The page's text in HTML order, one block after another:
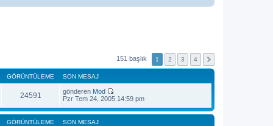
151 başlık 1 2 3 4
GÖRÜNTÜLEME SON MESAJ
24591 gönderen Mod
S
n
Pzr Tem 24, 2005 14:59 pm
GÖRÜNTÜLEME SON MESAJ